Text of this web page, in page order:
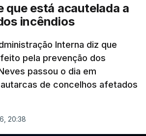
tempos vem dando conta
iraniano estará em estado
do bombardeamento que no
passado matou o pai, o
e outros membros da
Mojtaba Khamenei no que
mas sem qualquer
que está acautelada a
incêndios
Interna diz que
pela prevenção dos
passou o dia em
de concelhos afetados
20:38